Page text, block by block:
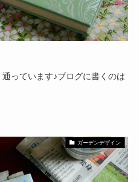
っています♪ブログに書くのは
ガーデンデザイン